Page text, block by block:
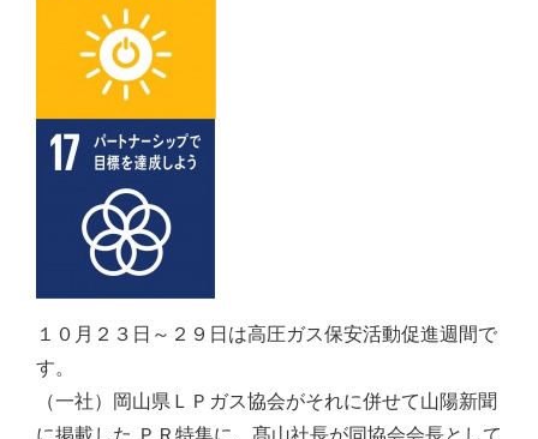
１０月２３日～２９日は高圧ガス保安活動促進週間で
す。
（一社）岡山県ＬＰガス協会がそれに併せて山陽新聞